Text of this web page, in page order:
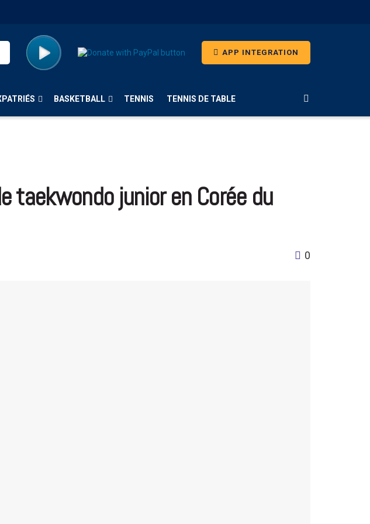
APP INTEGRATION
BASKETBALL TENNIS TENNIS DE TABLE
taekwondo junior en Corée du
0